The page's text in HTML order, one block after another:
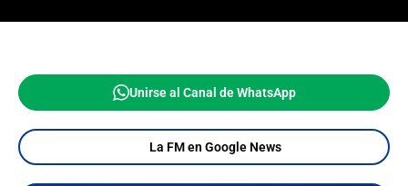
Unirse al Canal de WhatsApp
La FM en Google News